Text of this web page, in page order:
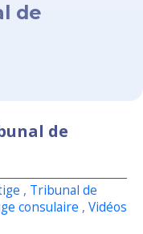
de
de
, Tribunal de
consulaire , Vidéos